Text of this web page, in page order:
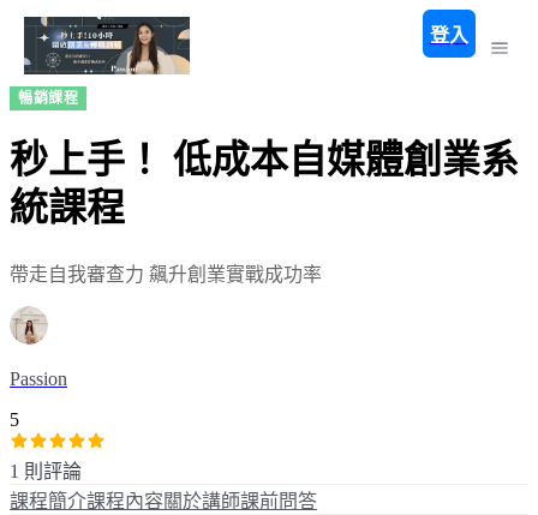
登入
暢銷課程
秒上手！ 低成本自媒體創業系
統課程
帶走自我審查力 飆升創業實戰成功率
Passion
5
1 則評論
課程簡介課程內容關於講師課前問答